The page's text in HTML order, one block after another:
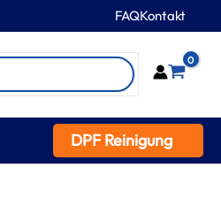
FAQKontakt
0
DPF Reinigung